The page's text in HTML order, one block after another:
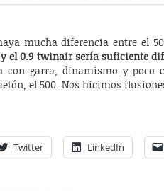
mucha diferencia entre el
el 0.9 twinair sería suficiente
con garra, dinamismo y poco
el 500. Nos hicimos
Twitter LinkedIn